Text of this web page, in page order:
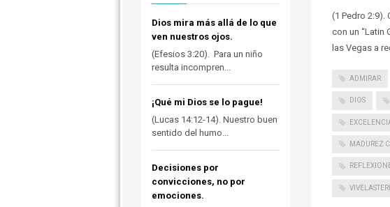
(1 Pedro 2:9).
con un “Latin
las Vegas a
ADMIRAR
DIOS
MADUREZ
Dios mira más allá de lo que
ven nuestros ojos.
(Efesios 3:20). Para un niño
resulta incompren...
¡Qué mi Dios se lo pague!
(Lucas 14:12-14). Nuestro buen
sentido del humo...
Decisiones por
convicciones, no por
emociones.